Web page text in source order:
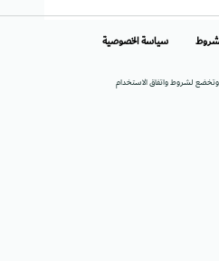
لشروط واتفاق الاستخدام
سياسة الخصوصية